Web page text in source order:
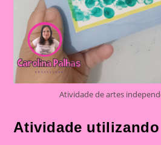
Atividade de artes
Atividade